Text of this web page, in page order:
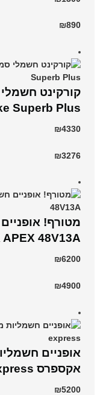
₪890
Superb Plus
₪4330
₪3276
מטורף! אופניים
APEX 48V13A
₪6200
₪4900
אופניים
אקספרס Fisher express
₪5200